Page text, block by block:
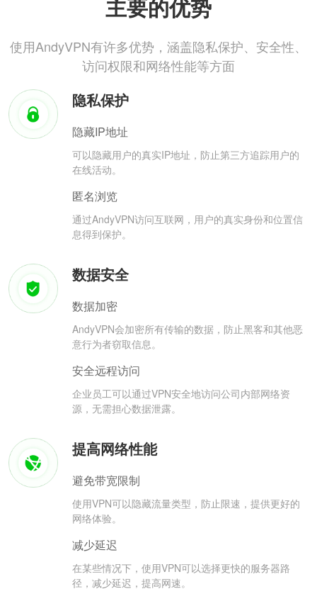
主要的优势
使用AndyVPN有许多优势，涵盖隐私保护、安全性、
访问权限和网络性能等方面
隐私保护
隐藏IP地址
可以隐藏用户的真实IP地址，防止第三方追踪用户的
在线活动。
匿名浏览
通过AndyVPN访问互联网，用户的真实身份和位置信
息得到保护。
数据安全
数据加密
AndyVPN会加密所有传输的数据，防止黑客和其他恶
意行为者窃取信息。
安全远程访问
企业员工可以通过VPN安全地访问公司内部网络资
源，无需担心数据泄露。
提高网络性能
避免带宽限制
使用VPN可以隐藏流量类型，防止限速，提供更好的
网络体验。
减少延迟
在某些情况下，使用VPN可以选择更快的服务器路
径，减少延迟，提高网速。